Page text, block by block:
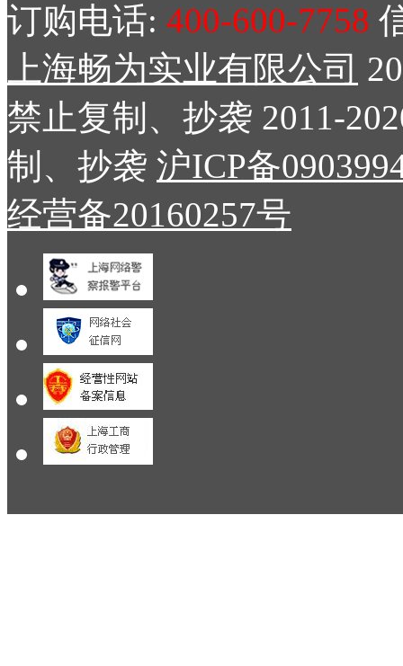
订购电话: 400-600-7758
上海畅为实业有限公司
禁止复制、抄袭 2011-
制、抄袭 沪ICP备
经营备20160257号